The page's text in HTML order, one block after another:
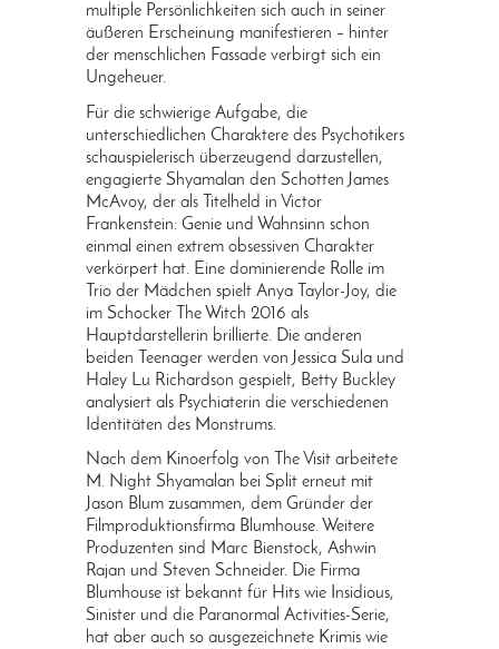
multiple Persönlichkeiten sich auch in seiner
äußeren Erscheinung manifestieren – hinter
der menschlichen Fassade verbirgt sich ein
Ungeheuer.
Für die schwierige Aufgabe, die
unterschiedlichen Charaktere des Psychotikers
schauspielerisch überzeugend darzustellen,
engagierte Shyamalan den Schotten James
McAvoy, der als Titelheld in Victor
Frankenstein: Genie und Wahnsinn schon
einmal einen extrem obsessiven Charakter
verkörpert hat. Eine dominierende Rolle im
Trio der Mädchen spielt Anya Taylor-Joy, die
im Schocker The Witch 2016 als
Hauptdarstellerin brillierte. Die anderen
beiden Teenager werden von Jessica Sula und
Haley Lu Richardson gespielt, Betty Buckley
analysiert als Psychiaterin die verschiedenen
Identitäten des Monstrums.
Nach dem Kinoerfolg von The Visit arbeitete
M. Night Shyamalan bei Split erneut mit
Jason Blum zusammen, dem Gründer der
Filmproduktionsfirma Blumhouse. Weitere
Produzenten sind Marc Bienstock, Ashwin
Rajan und Steven Schneider. Die Firma
Blumhouse ist bekannt für Hits wie Insidious,
Sinister und die Paranormal Activities-Serie,
hat aber auch so ausgezeichnete Krimis wie